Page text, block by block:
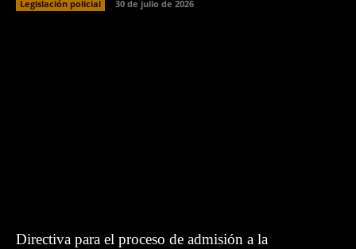
Legislación policial 30 de julio de 2026
Directiva para el proceso de admisión a la